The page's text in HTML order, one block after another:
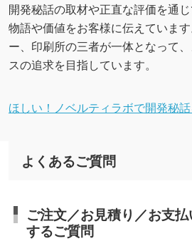
開発秘話の取材や正直な評価を通
物語や価値をお客様に伝えていま
ー、印刷所の三者が一体となって
スの追求を目指しています。
ほしい！ノベルティラボで開発秘
よくあるご質問
ご注文／お見積り／お支
するご質問